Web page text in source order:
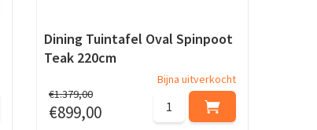
Dining Tuintafel Oval Spinpoot
Teak 220cm
€1.379,00
€899,00
Bijna uitverkocht